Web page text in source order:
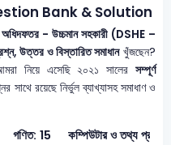
Bank & Solution
অধিদফতর - উচ্চমান সহকারী (DSHE –
উত্তর ও বিস্তারিত সমাধানখুঁজছেন?
নিয়ে এসেছি ২০২১ সালের সম্পূর্ণ
সাথে রয়েছে নির্ভুল ব্যাখ্যাসহ সমাধাণ ও
গণিত: 15 কম্পিউটার